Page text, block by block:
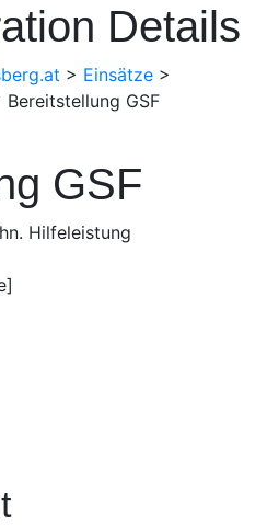
Details
> Einsätze >
Bereitstellung GSF
GSF
Hilfeleistung